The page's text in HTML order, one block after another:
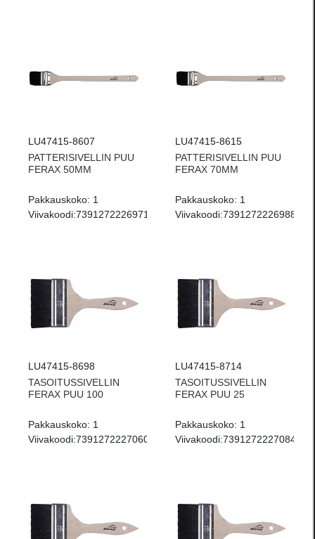
LU47415-8607
PATTERISIVELLIN PUU
FERAX 50MM
Pakkauskoko: 1
Viivakoodi:7391272226971
LU47415-8615
PATTERISIVELLIN PUU
FERAX 70MM
Pakkauskoko: 1
Viivakoodi:7391272226988
LU47415-8698
TASOITUSSIVELLIN
FERAX PUU 100
Pakkauskoko: 1
Viivakoodi:7391272227060
LU47415-8714
TASOITUSSIVELLIN
FERAX PUU 25
Pakkauskoko: 1
Viivakoodi:7391272227084